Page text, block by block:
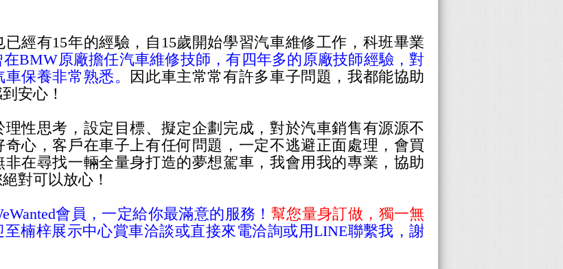
經有15年的經驗，自15歲開始學習汽車維修工作，科班畢業
BMW原廠擔任汽車維修技師，有四年多的原廠技師經驗，對
保養非常熟悉。
因此車主常常有許多車子問題，我都能協助
安心！
理性思考，設定目標、擬定企劃完成，對於汽車銷售有源源不
奇心，客戶在車子上有任何問題，一定不逃避正面處理，會買
非在尋找一輛全量身打造的夢想駕車，我會用我的專業，協助
對可以放心！
會員，一定給你最滿意的服務！ 幫您量身訂做，獨一無
至楠梓展示中心賞車洽談或直接來電洽詢或用LINE聯繫我，謝